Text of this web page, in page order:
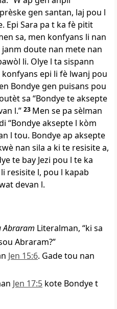
gen santan, laj pou l
Epi Sara pa t ka fè pitit
sa, men konfyans li nan
janm doute nan mete nan
li. Olye l ta sispann
epi li fè lwanj pou
Bondye gen puisans pou
sa “Bondye te aksepte
l.” 23 Men se pa sèlman
“Bondye aksepte l kòm
l tou. Bondye ap aksepte
nan sila a ki te resisite a,
te bay Jezi pou l te ka
resisite l, pou l kapab
devan l.
Abraram Literalman, “ki sa
Abraram?”
Jen 15:6. Gade tou nan
Jen 17:5 kote Bondye t